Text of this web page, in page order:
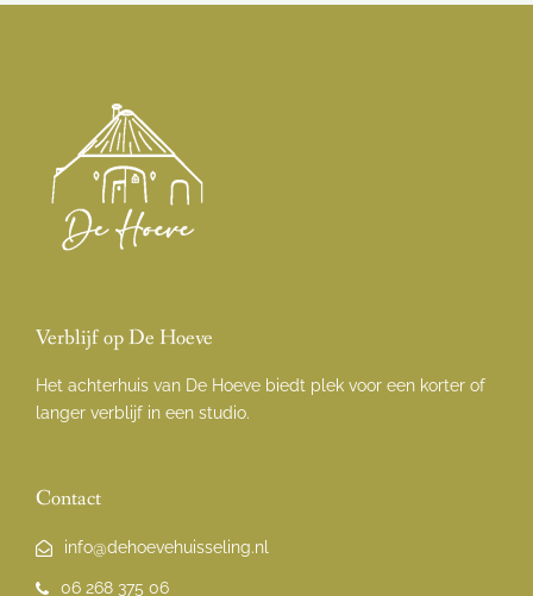
Verblijf op De Hoeve
Het achterhuis van De Hoeve biedt plek voor een korter of
langer verblijf in een studio.
Contact
info@dehoevehuisseling.nl
06 268 375 06